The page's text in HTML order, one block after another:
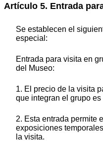
Artículo 5. Entrada
Se establecen el
especial:
Entrada para visita en
del Museo:
1. El precio de la visita
que integran el grupo es
2. Esta entrada permite
exposiciones
la visita.